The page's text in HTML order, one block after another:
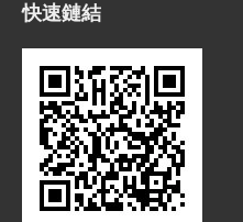
快速鏈結